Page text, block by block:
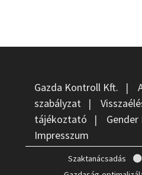
Gazda Kontroll Kft. |
szabályzat |
tájékoztató |
Impresszum
Szaktanácsadás